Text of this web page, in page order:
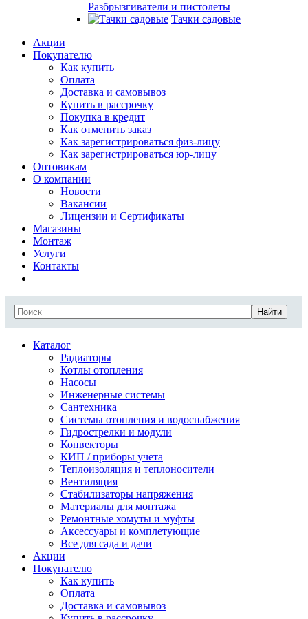
Разбрызгиватели и пистолеты
Тачки садовые
Акции
Покупателю
Как купить
Оплата
Доставка и самовывоз
Купить в рассрочку
Покупка в кредит
Как отменить заказ
Как зарегистрироваться физ-лицу
Как зарегистрироваться юр-лицу
Оптовикам
О компании
Новости
Вакансии
Лицензии и Сертификаты
Магазины
Монтаж
Услуги
Контакты
Найти
Каталог
Радиаторы
Котлы отопления
Насосы
Инженерные системы
Сантехника
Системы отопления и водоснабжения
Гидрострелки и модули
Конвекторы
КИП / приборы учета
Теплоизоляция и теплоносители
Вентиляция
Стабилизаторы напряжения
Материалы для монтажа
Ремонтные хомуты и муфты
Аксессуары и комплетующие
Все для сада и дачи
Акции
Покупателю
Как купить
Оплата
Доставка и самовывоз